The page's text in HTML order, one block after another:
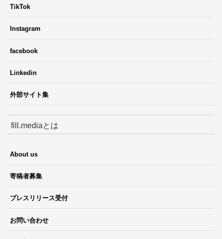
TikTok
Instagram
facebook
Linkedin
外部サイト集
fill.mediaとは
About us
寄稿者募集
プレスリリース受付
お問い合わせ